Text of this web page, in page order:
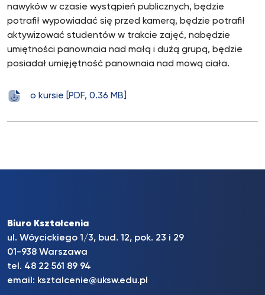
nawyków w czasie wystąpień publicznych, będzie
potrafił wypowiadać się przed kamerą, będzie potrafił
aktywizować studentów w trakcie zajęć, nabędzie
umiętności panownaia nad małą i dużą grupą, będzie
posiadał umięjętność panownaia nad mową ciała.
o kursie [PDF, 0.36 MB]
Biuro Kształcenia
ul. Wóycickiego 1/3, bud. 12, pok. 23 i 29
01-938 Warszawa
tel. 48 22 561 89 94
email: ksztalcenie@uksw.edu.pl